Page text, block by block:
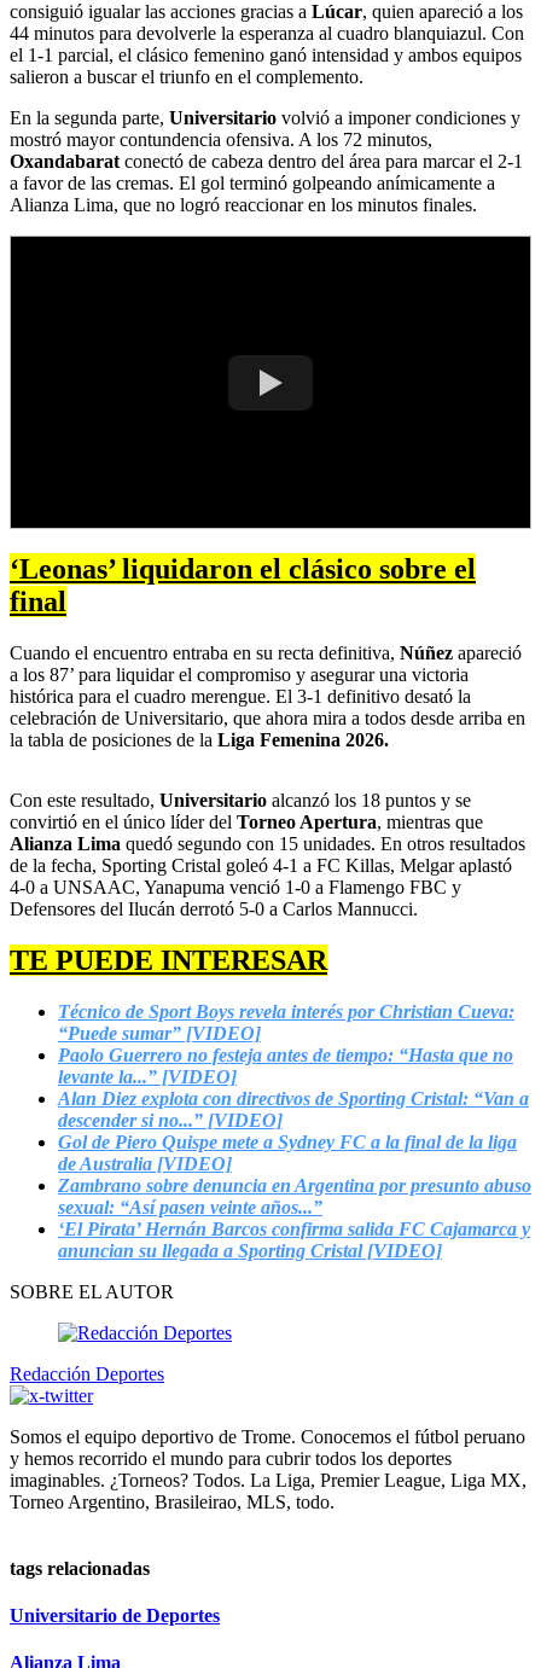
consiguió igualar las acciones gracias a Lúcar, quien apareció a los
44 minutos para devolverle la esperanza al cuadro blanquiazul. Con
el 1-1 parcial, el clásico femenino ganó intensidad y ambos equipos
salieron a buscar el triunfo en el complemento.
En la segunda parte, Universitario volvió a imponer condiciones y
mostró mayor contundencia ofensiva. A los 72 minutos,
Oxandabarat conectó de cabeza dentro del área para marcar el 2-1
a favor de las cremas. El gol terminó golpeando anímicamente a
Alianza Lima, que no logró reaccionar en los minutos finales.
‘Leonas’ liquidaron el clásico sobre el
final
Cuando el encuentro entraba en su recta definitiva, Núñez apareció
a los 87’ para liquidar el compromiso y asegurar una victoria
histórica para el cuadro merengue. El 3-1 definitivo desató la
celebración de Universitario, que ahora mira a todos desde arriba en
la tabla de posiciones de la Liga Femenina 2026.
Con este resultado, Universitario alcanzó los 18 puntos y se
convirtió en el único líder del Torneo Apertura, mientras que
Alianza Lima quedó segundo con 15 unidades. En otros resultados
de la fecha, Sporting Cristal goleó 4-1 a FC Killas, Melgar aplastó
4-0 a UNSAAC, Yanapuma venció 1-0 a Flamengo FBC y
Defensores del Ilucán derrotó 5-0 a Carlos Mannucci.
TE PUEDE INTERESAR
Técnico de Sport Boys revela interés por Christian Cueva:
“Puede sumar” [VIDEO]
Paolo Guerrero no festeja antes de tiempo: “Hasta que no
levante la...” [VIDEO]
Alan Diez explota con directivos de Sporting Cristal: “Van a
descender si no...” [VIDEO]
Gol de Piero Quispe mete a Sydney FC a la final de la liga
de Australia [VIDEO]
Zambrano sobre denuncia en Argentina por presunto abuso
sexual: “Así pasen veinte años...”
‘El Pirata’ Hernán Barcos confirma salida FC Cajamarca y
anuncian su llegada a Sporting Cristal [VIDEO]
SOBRE EL AUTOR
Redacción Deportes
Somos el equipo deportivo de Trome. Conocemos el fútbol peruano
y hemos recorrido el mundo para cubrir todos los deportes
imaginables. ¿Torneos? Todos. La Liga, Premier League, Liga MX,
Torneo Argentino, Brasileirao, MLS, todo.
tags relacionadas
Universitario de Deportes
Alianza Lima